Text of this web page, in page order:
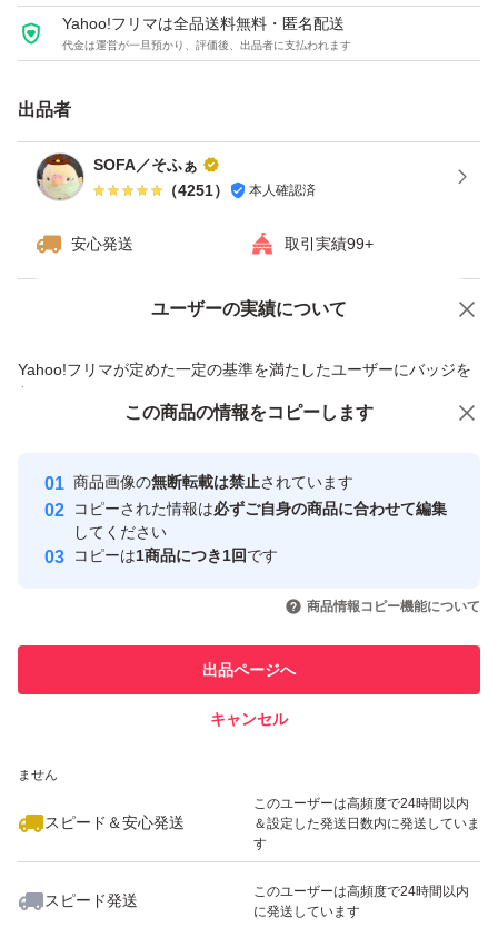
実際どーなんすかねーこーいうの。
怪しげなのも含めてほんと腐るほど色んな品あるじゃない
ただでも私は
【コストコで売っている】
【機能性表示食品】
的な要素で信頼感あるかなと思いました。
お気になられる方、
ご検討下さい(*´▽`*)ノ
金土日祝日にご購入された場合、
#コストコ
#サプリ
Yahoo!フリマは全品送料無料・匿名配送
代金は運営が一旦預かり、評価後、出品者に支払われます
出品者
SOFA／そふぁ
（4251） 本人確認済
安心発送 取引実績99+
ユーザーの実績について
Yahoo!フリマが定めた一定の基準を満たしたユーザーにバッジを
付与しています
安心取引出品者
心・安全なユーザーです
取引実績
引を完了させた実績があります
での取引実績があります
ません
スピード＆安心発送
このユーザーは高頻度で24時間以内
＆設定した発送日数内に発送していま
す
スピード発送
このユーザーは高頻度で24時間以内
に発送しています
価格の相談 商品への質問
この商品の情報をコピーします
商品画像の無断転載は禁止されています
コピーされた情報は必ずご自身の商品に合わせて編集
してください
コピーは1商品につき1回です
商品情報コピー機能について
出品ページへ
キャンセル
この商品をみている人にオススメ
いいね！
3,280